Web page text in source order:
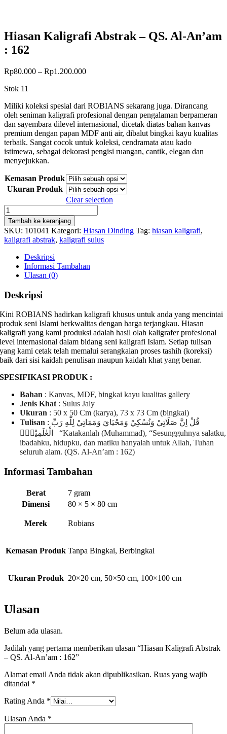
Hiasan Kaligrafi Abstrak – QS. Al-An’am
: 162
Rp80.000 – Rp1.200.000Rentang
Rp1.200.000
Stok 11
Miliki koleksi spesial dari ROBIANS sekarang juga. Dirancang
oleh seniman kaligrafi profesional dengan pengalaman berpameran
dan sayembara dilevel internasional, dicetak diatas bahan kanvas
premium dengan papan MDF anti air, dibalut bingkai kayu kualitas
terbaik. Sangat cocok untuk koleksi, cendramata atau kado
istimewa, sebagai dekorasi pengisi ruangan, cantik, elegan dan
menyejukkan.
Kemasan Produk
Ukuran Produk
Clear selection
Kuantitas
Hiasan
Kaligrafi
Abstrak
-
An'am
162
Tambah ke keranjang
SKU: 101041 Kategori: Hiasan Dinding Tag: hiasan kaligrafi,
kaligrafi abstrak, kaligrafi sulus
Deskripsi
Informasi Tambahan
Ulasan (0)
Deskripsi
Kini ROBIANS hadirkan kaligrafi khusus untuk anda yang mencintai
produk seni Islami berkwalitas dengan harga terjangkau. Hiasan
kaligrafi yang kami produksi adalah hasil olah kaligrafer profesional
level internasional dalam bidang seni kaligrafi Islam. Setiap tulisan
yang kami cetak telah memalui serangkaian proses tashih (koreksi)
baik dari sisi kaidah penulisan maupun kaidah khat yang benar.
SPESIFIKASI PRODUK :
Bahan : Kanvas, MDF, bingkai kayu kualitas gallery
Jenis Khat : Sulus Jaly
Ukuran : 50 x 50 Cm (karya), 73 x 73 Cm (bingkai)
Tulisan : قُلْ اِنَّ صَلَاتِيْ وَنُسُكِيْ وَمَحْيَايَ وَمَمَاتِيْ لِلّٰهِ رَبِّ
الْعٰلَمِيْنَۙ “Katakanlah (Muhammad), “Sesungguhnya salatku,
ibadahku, hidupku, dan matiku hanyalah untuk Allah, Tuhan
seluruh alam. (QS. Al-An’am : 162)
Informasi Tambahan
Berat
7 gram
Dimensi
80 × 5 × 80 cm
Merek Robians
Kemasan Produk Tanpa Bingkai, Berbingkai
Ukuran Produk 20×20 cm, 50×50 cm, 100×100 cm
Ulasan
Belum ada ulasan.
Jadilah yang pertama memberikan ulasan “Hiasan Kaligrafi Abstrak
– QS. Al-An’am : 162”
Alamat email Anda tidak akan dipublikasikan. Ruas yang wajib
ditandai *
Rating Anda *
Ulasan Anda *